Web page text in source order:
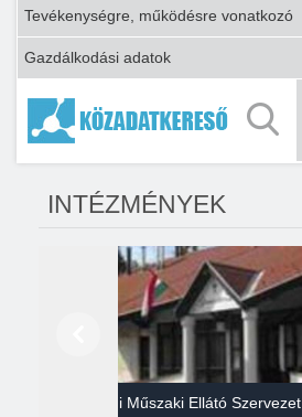
Tevékenységre, működésre vonatkozó
Gazdálkodási adatok
INTÉZMÉNYEK
Gazdasági Műszaki Ellátó Szervezet